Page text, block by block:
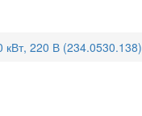
кВт, 220 В (234.0530.138)